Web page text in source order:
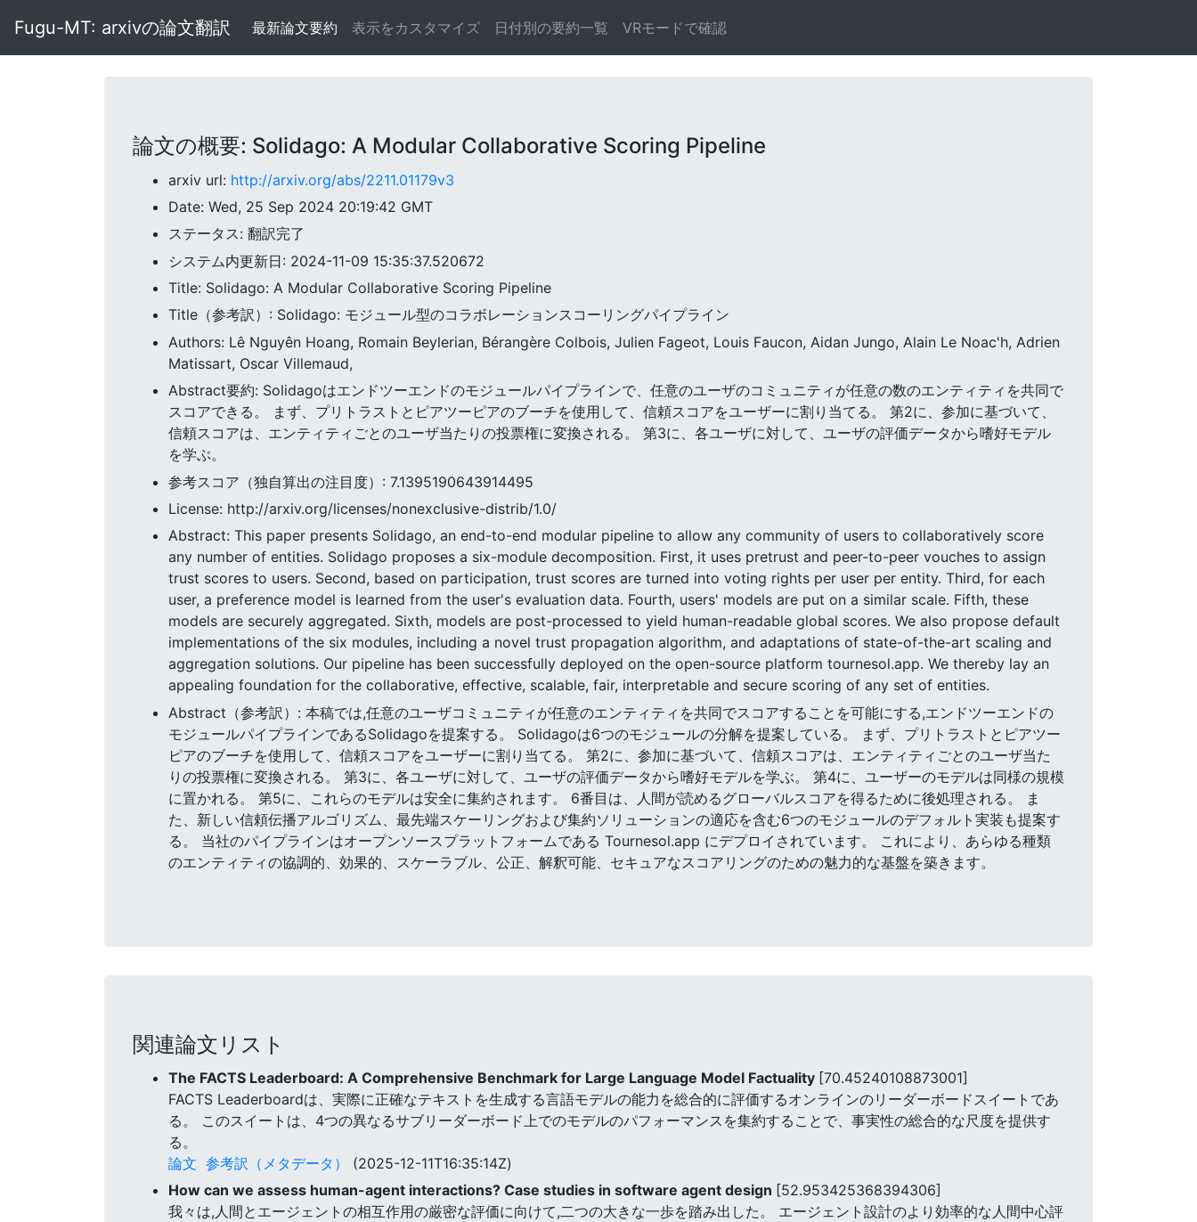
Fugu-MT: arxivの論文翻訳 最新論文要約 表示をカスタマイズ 日付別の要約一覧 VRモードで確認
論文の概要: Solidago: A Modular Collaborative Scoring Pipeline
arxiv url: http://arxiv.org/abs/2211.01179v3
Date: Wed, 25 Sep 2024 20:19:42 GMT
ステータス: 翻訳完了
システム内更新日: 2024-11-09 15:35:37.520672
Title: Solidago: A Modular Collaborative Scoring Pipeline
Title（参考訳）: Solidago: モジュール型のコラボレーションスコーリングパイプライン
Authors: Lê Nguyên Hoang, Romain Beylerian, Bérangère Colbois, Julien Fageot, Louis Faucon, Aidan Jungo, Alain Le Noac'h, Adrien
Matissart, Oscar Villemaud,
Abstract要約: Solidagoはエンドツーエンドのモジュールパイプラインで、任意のユーザのコミュニティが任意の数のエンティティを共同で
スコアできる。 まず、プリトラストとピアツーピアのブーチを使用して、信頼スコアをユーザーに割り当てる。 第2に、参加に基づいて、
信頼スコアは、エンティティごとのユーザ当たりの投票権に変換される。 第3に、各ユーザに対して、ユーザの評価データから嗜好モデル
を学ぶ。
参考スコア（独自算出の注目度）: 7.1395190643914495
License: http://arxiv.org/licenses/nonexclusive-distrib/1.0/
Abstract: This paper presents Solidago, an end-to-end modular pipeline to allow any community of users to collaboratively score
any number of entities. Solidago proposes a six-module decomposition. First, it uses pretrust and peer-to-peer vouches to assign
trust scores to users. Second, based on participation, trust scores are turned into voting rights per user per entity. Third, for each
user, a preference model is learned from the user's evaluation data. Fourth, users' models are put on a similar scale. Fifth, these
models are securely aggregated. Sixth, models are post-processed to yield human-readable global scores. We also propose default
implementations of the six modules, including a novel trust propagation algorithm, and adaptations of state-of-the-art scaling and
aggregation solutions. Our pipeline has been successfully deployed on the open-source platform tournesol.app. We thereby lay an
appealing foundation for the collaborative, effective, scalable, fair, interpretable and secure scoring of any set of entities.
Abstract（参考訳）: 本稿では,任意のユーザコミュニティが任意のエンティティを共同でスコアすることを可能にする,エンドツーエンドの
モジュールパイプラインであるSolidagoを提案する。 Solidagoは6つのモジュールの分解を提案している。 まず、プリトラストとピアツー
ピアのブーチを使用して、信頼スコアをユーザーに割り当てる。 第2に、参加に基づいて、信頼スコアは、エンティティごとのユーザ当た
りの投票権に変換される。 第3に、各ユーザに対して、ユーザの評価データから嗜好モデルを学ぶ。 第4に、ユーザーのモデルは同様の規模
に置かれる。 第5に、これらのモデルは安全に集約されます。 6番目は、人間が読めるグローバルスコアを得るために後処理される。 ま
た、新しい信頼伝播アルゴリズム、最先端スケーリングおよび集約ソリューションの適応を含む6つのモジュールのデフォルト実装も提案す
る。 当社のパイプラインはオープンソースプラットフォームである Tournesol.app にデプロイされています。 これにより、あらゆる種類
のエンティティの協調的、効果的、スケーラブル、公正、解釈可能、セキュアなスコアリングのための魅力的な基盤を築きます。
関連論文リスト
The FACTS Leaderboard: A Comprehensive Benchmark for Large Language Model Factuality [70.45240108873001]
FACTS Leaderboardは、実際に正確なテキストを生成する言語モデルの能力を総合的に評価するオンラインのリーダーボードスイートであ
る。 このスイートは、4つの異なるサブリーダーボード上でのモデルのパフォーマンスを集約することで、事実性の総合的な尺度を提供す
る。
論文 参考訳（メタデータ）
(2025-12-11T16:35:14Z)
How can we assess human-agent interactions? Case studies in software agent design [52.953425368394306]
我々は,人間とエージェントの相互作用の厳密な評価に向けて,二つの大きな一歩を踏み出した。 エージェント設計のより効率的な人間中心評